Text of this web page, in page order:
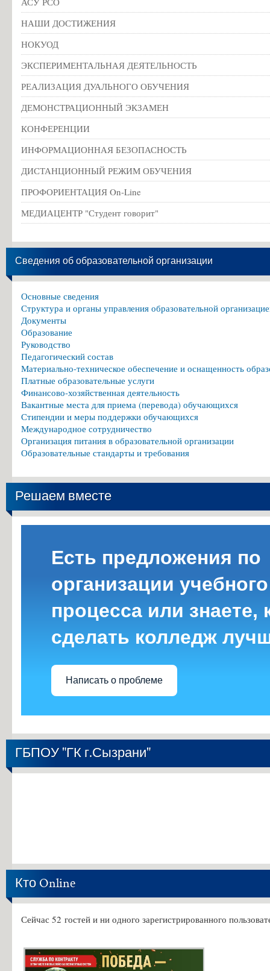
НАШИ ДОСТИЖЕНИЯ
НОКУОД
ЭКСПЕРИМЕНТАЛЬНАЯ ДЕЯТЕЛЬНОСТЬ
РЕАЛИЗАЦИЯ ДУАЛЬНОГО ОБУЧЕНИЯ
ДЕМОНСТРАЦИОННЫЙ ЭКЗАМЕН
КОНФЕРЕНЦИИ
ИНФОРМАЦИОННАЯ БЕЗОПАСНОСТЬ
ДИСТАНЦИОННЫЙ РЕЖИМ ОБУЧЕНИЯ
ПРОФОРИЕНТАЦИЯ On-Line
МЕДИАЦЕНТР "Студент говорит"
Сведения об образовательной организации
Основные сведения
Структура и органы управления образовательной
Документы
Образование
Руководство
Педагогический состав
Материально-техническое обеспечение и оснащенность
Платные образовательные услуги
Финансово-хозяйственная деятельность
Вакантные места для приема (перевода) обучающихся
Стипендии и меры поддержки обучающихся
Международное сотрудничество
Организация питания в образовательной организации
Образовательные стандарты и требования
Решаем вместе
Есть предложения по
организации учебного
процесса или знаете,
сделать колледж
Написать о проблеме
ГБПОУ "ГК г.Сызрани"
Кто Online
Сейчас 52 гостей и ни одного зарегистрированного